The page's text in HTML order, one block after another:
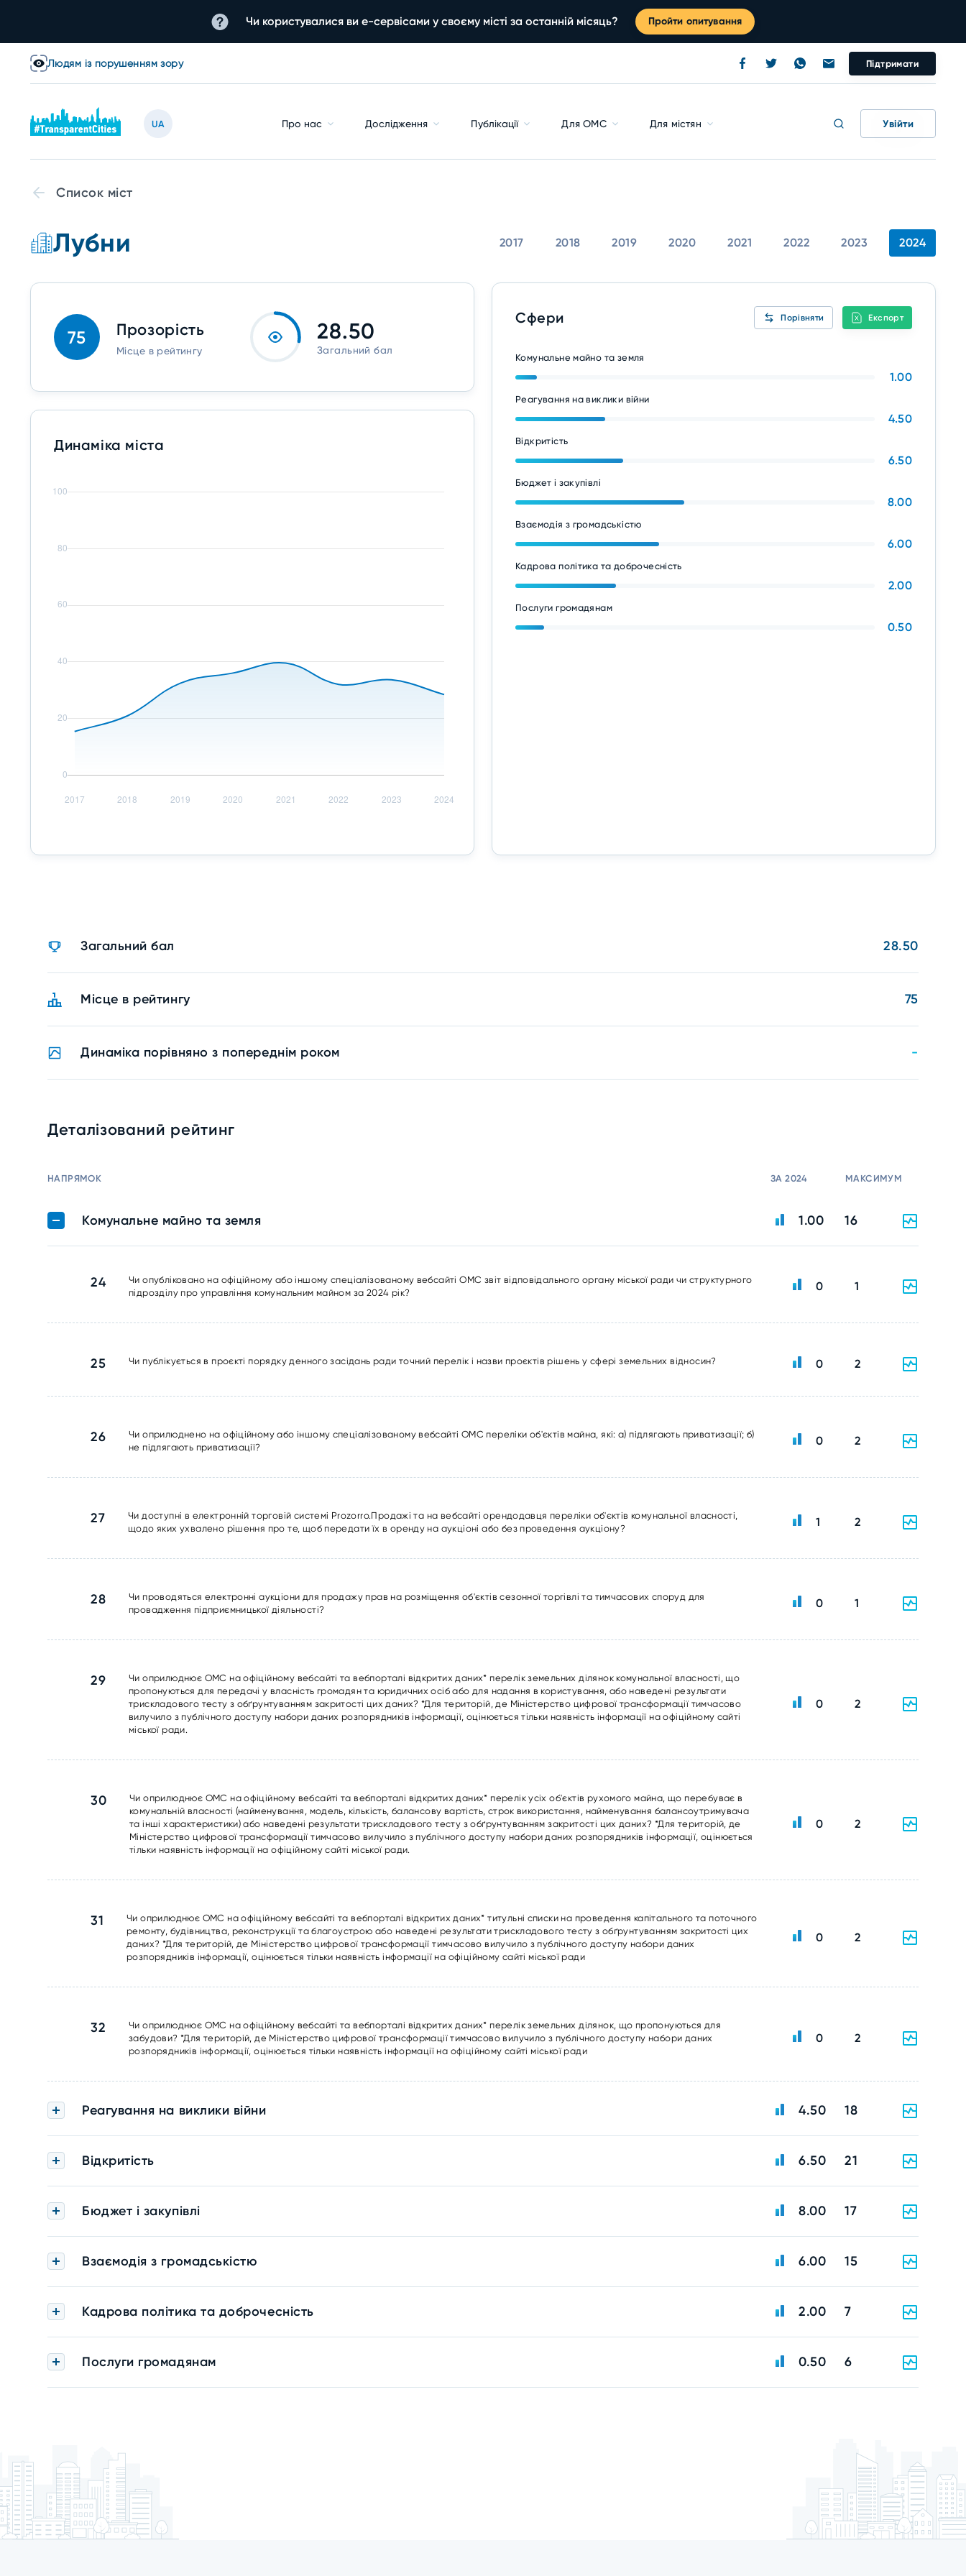
Чи користувалися ви е-сервісами у своєму місті за останній місяць? Пройти опитування
Людям із порушенням зору Підтримати
UA Про нас Дослідження Публікації Для ОМС Для містян Увійти
Список міст
Лубни 2017 2018 2019 2020 2021 2022 2023 2024
75 Прозорість
Місце в рейтингу
28.50
Загальний бал
Динаміка міста
Сфери Порівняти Експорт
Комунальне майно та земля
1.00
Реагування на виклики війни
4.50
Відкритість
6.50
Бюджет і закупівлі
8.00
Взаємодія з громадськістю
6.00
Кадрова політика та доброчесність
2.00
Послуги громадянам
0.50
Загальний бал 28.50
Місце в рейтингу 75
Динаміка порівняно з попереднім роком -
Деталізований рейтинг
НАПРЯМОК ЗА 2024 МАКСИМУМ
Комунальне майно та земля 1.00 16
24
Чи опубліковано на офіційному або іншому спеціалізованому вебсайті ОМС звіт відповідального органу міської ради чи структурного
підрозділу про управління комунальним майном за 2024 рік?
0 1
25 Чи публікується в проєкті порядку денного засідань ради точний перелік і назви проєктів рішень у сфері земельних відносин? 0 2
26
Чи оприлюднено на офіційному або іншому спеціалізованому вебсайті ОМС переліки об'єктів майна, які: а) підлягають приватизації; б)
не підлягають приватизації?
0 2
27
Чи доступні в електронній торговій системі Prozorro.Продажі та на вебсайті орендодавця переліки об'єктів комунальної власності,
щодо яких ухвалено рішення про те, щоб передати їх в оренду на аукціоні або без проведення аукціону?
1 2
28
Чи проводяться електронні аукціони для продажу прав на розміщення об'єктів сезонної торгівлі та тимчасових споруд для
провадження підприємницької діяльності?
0 1
29
Чи оприлюднює ОМС на офіційному вебсайті та вебпорталі відкритих даних* перелік земельних ділянок комунальної власності, що
пропонуються для передачі у власність громадян та юридичних осіб або для надання в користування, або наведені результати
трискладового тесту з обґрунтуванням закритості цих даних? *Для територій, де Міністерство цифрової трансформації тимчасово
вилучило з публічного доступу набори даних розпорядників інформації, оцінюється тільки наявність інформації на офіційному сайті
міської ради.
0 2
30
Чи оприлюднює ОМС на офіційному вебсайті та вебпорталі відкритих даних* перелік усіх об'єктів рухомого майна, що перебуває в
комунальній власності (найменування, модель, кількість, балансову вартість, строк використання, найменування балансоутримувача
та інші характеристики) або наведені результати трискладового тесту з обґрунтуванням закритості цих даних? *Для територій, де
Міністерство цифрової трансформації тимчасово вилучило з публічного доступу набори даних розпорядників інформації, оцінюється
тільки наявність інформації на офіційному сайті міської ради.
0 2
31
Чи оприлюднює ОМС на офіційному вебсайті та вебпорталі відкритих даних* титульні списки на проведення капітального та поточного
ремонту, будівництва, реконструкції та благоустрою або наведені результати трискладового тесту з обґрунтуванням закритості цих
даних? *Для територій, де Міністерство цифрової трансформації тимчасово вилучило з публічного доступу набори даних
розпорядників інформації, оцінюється тільки наявність інформації на офіційному сайті міської ради
0 2
32
Чи оприлюднює ОМС на офіційному вебсайті та вебпорталі відкритих даних* перелік земельних ділянок, що пропонуються для
забудови? *Для територій, де Міністерство цифрової трансформації тимчасово вилучило з публічного доступу набори даних
розпорядників інформації, оцінюється тільки наявність інформації на офіційному сайті міської ради
0 2
Реагування на виклики війни 4.50 18
Відкритість 6.50 21
Бюджет і закупівлі 8.00 17
Взаємодія з громадськістю 6.00 15
Кадрова політика та доброчесність 2.00 7
Послуги громадянам 0.50 6